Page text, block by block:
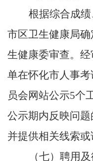
根据综合成
市区卫生健康局
生健康委审查。
单在怀化市人事
员会网站公示5个
公示期内反映问
并提供相关线索或
（七）聘用